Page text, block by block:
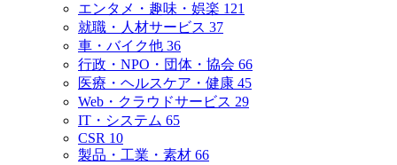
エンタメ・趣味・娯楽 121
就職・人材サービス 37
車・バイク他 36
行政・NPO・団体・協会 66
医療・ヘルスケア・健康 45
Web・クラウドサービス 29
IT・システム 65
CSR 10
製品・工業・素材 66